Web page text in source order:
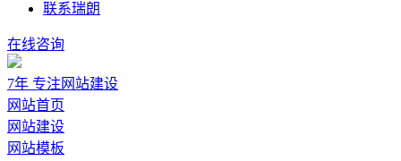
联系瑞朗
在线咨询
7年 专注网站建设
网站首页
网站建设
网站模板